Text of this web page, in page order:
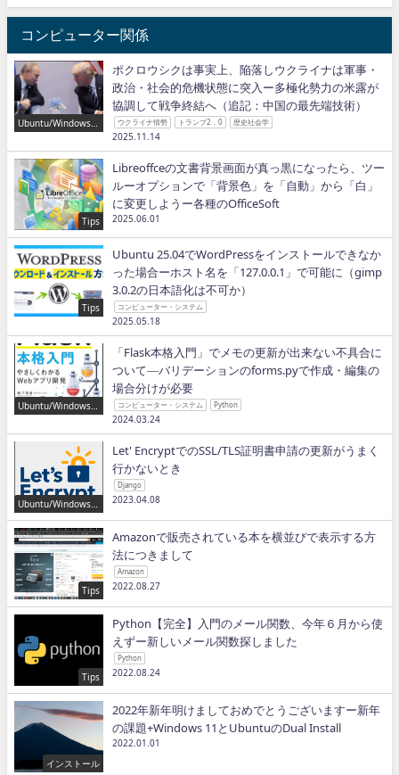
コンピューター関係
Ubuntu/Windows/P
ポクロウシクは事実上、陥落しウクライナは軍事・
政治・社会的危機状態に突入ー多極化勢力の米露が
協調して戦争終結へ（追記：中国の最先端技術）
ウクライナ情勢 トランプ2．0 歴史社会学
2025.11.14
Tips
Libreoffceの文書背景画面が真っ黒になったら、ツー
ルーオプションで「背景色」を「自動」から「白」
に変更しようー各種のOfficeSoft
2025.06.01
Tips
Ubuntu 25.04でWordPressをインストールできなか
った場合ーホスト名を「127.0.0.1」で可能に（gimp
3.0.2の日本語化は不可か）
コンピューター・システム
2025.05.18
Ubuntu/Windows/P
「Flask本格入門」でメモの更新が出来ない不具合に
ついて―バリデーションのforms.pyで作成・編集の
場合分けが必要
コンピューター・システム Python
2024.03.24
Ubuntu/Windows/P
ython/IT
Let' EncryptでのSSL/TLS証明書申請の更新がうまく
行かないとき
Django
2023.04.08
Tips
Amazonで販売されている本を横並びで表示する方
法につきまして
Amazon
2022.08.27
Tips
Python【完全】入門のメール関数、今年６月から使
えずー新しいメール関数探しました
Python
2022.08.24
インストール
2022年新年明けましておめでとうございますー新年
の課題+Windows 11とUbuntuのDual Install
2022.01.01